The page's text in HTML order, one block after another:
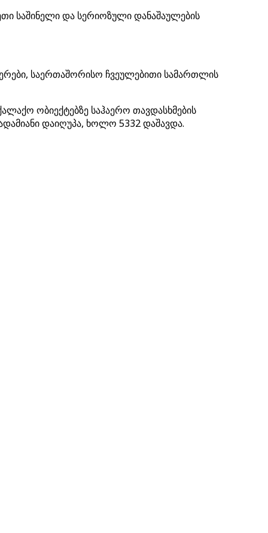
საშინელი და სერიოზული დანაშაულების
საერთაშორისო ჩვეულებითი სამართლის
ობიექტებზე საჰაერო თავდასხმების
დაიღუპა, ხოლო 5332 დაშავდა.